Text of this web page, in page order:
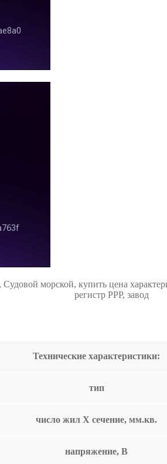
морской, купить цена
регистр РРР, завод
Технические характеристики:
тип
число жил Х сечение, мм.кв.
напряжение, В